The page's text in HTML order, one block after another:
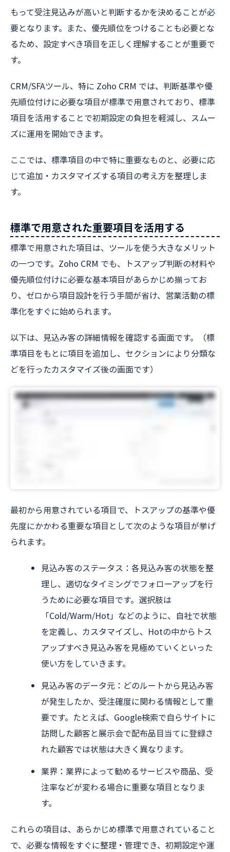
もって受注見込みが高いと判断するかを決めることが必
要となります。また、優先順位をつけることも必要とな
るため、設定すべき項目を正しく理解することが重要で
す。
CRM/SFAツール、特に Zoho CRM では、判断基準や優
先順位付けに必要な項目が標準で用意されており、標準
項目を活用することで初期設定の負担を軽減し、スムー
ズに運用を開始できます。
ここでは、標準項目の中で特に重要なものと、必要に応
じて追加・カスタマイズする項目の考え方を整理しま
す。
標準で用意された重要項目を活用する
標準で用意された項目は、ツールを使う大きなメリット
の一つです。Zoho CRM でも、トスアップ判断の材料や
優先順位付けに必要な基本項目があらかじめ揃ってお
り、ゼロから項目設計を行う手間が省け、営業活動の標
準化をすぐに始められます。
以下は、見込み客の詳細情報を確認する画面です。（標
準項目をもとに項目を追加し、セクションにより分類な
どを行ったカスタマイズ後の画面です）
最初から用意されている項目で、トスアップの基準や優
先度にかかわる重要な項目として次のような項目が挙げ
られます。
見込み客のステータス：各見込み客の状態を整
理し、適切なタイミングでフォローアップを行
うために必要な項目です。選択肢は
「Cold/Warm/Hot」などのように、自社で状態
を定義し、カスタマイズし、Hotの中からトス
アップすべき見込み客を見極めていくといった
使い方をしていきます。
見込み客のデータ元：どのルートから見込み客
が発生したか、受注確度に関わる情報として重
要です。たとえば、Google検索で自らサイトに
訪問した顧客と展示会で配布品目当てに登録さ
れた顧客では状態は大きく異なります。
業界：業界によって勧めるサービスや商品、受
注率などが変わる場合に重要な項目となりま
す。
これらの項目は、あらかじめ標準で用意されていること
で、必要な情報をすぐに整理・管理でき、初期設定や運